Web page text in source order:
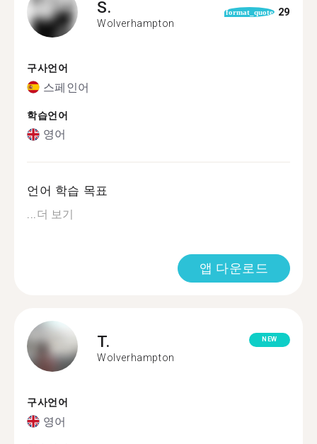
S.
Wolverhampton
format_quote 29
구사언어
스페인어
학습언어
영어
언어 학습 목표
...더 보기
앱 다운로드
T.
Wolverhampton
NEW
구사언어
영어